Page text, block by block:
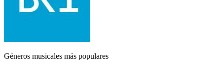
Géneros musicales más populares